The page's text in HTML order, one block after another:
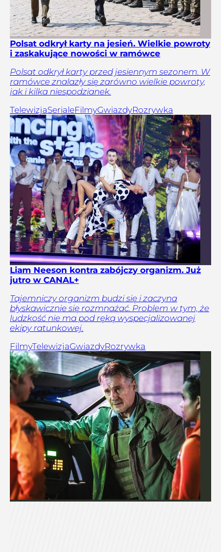
Polsat odkrył karty na jesień. Wielkie powroty
i zaskakujące nowości w ramówce
Polsat odkrył karty przed jesiennym sezonem. W
ramówce znalazły się zarówno wielkie powroty,
jak i kilka niespodzianek.
TelewizjaSerialeFilmyGwiazdyRozrywka
Liam Neeson kontra zabójczy organizm. Już
jutro w CANAL+
Tajemniczy organizm budzi się i zaczyna
błyskawicznie się rozmnażać. Problem w tym, że
ludzkość nie ma pod ręką wyspecjalizowanej
ekipy ratunkowej.
FilmyTelewizjaGwiazdyRozrywka